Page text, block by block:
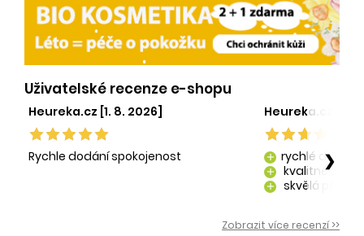
Uživatelské recenze e-shopu
Heureka.cz [1. 8. 2026]
Rychle dodání spokojenost
Heureka.cz [29.
add rychlé dodání
add kvalitně
add skvělá péče o
❯
Zobrazit více recenzí >>